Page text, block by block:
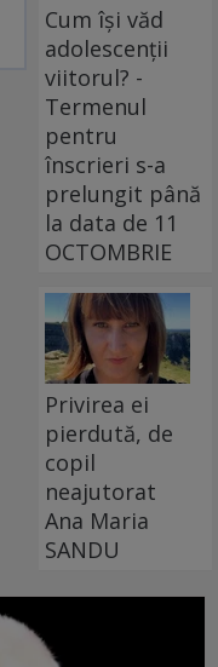
Cum își văd
adolescenții
viitorul? -
Termenul
pentru
înscrieri s-a
prelungit până
la data de 11
OCTOMBRIE
Privirea ei
pierdută, de
copil
neajutorat
Ana Maria
SANDU